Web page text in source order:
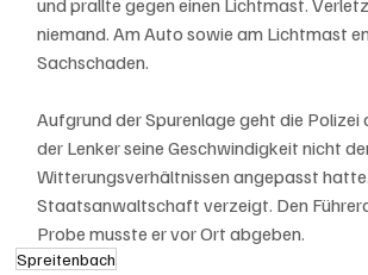
niemand. Am Auto sowie am Lichtmast
Sachschaden.
Aufgrund der Spurenlage geht die Polizei
der Lenker seine Geschwindigkeit nicht
Witterungsverhältnissen angepasst
Staatsanwaltschaft verzeigt. Den
Probe musste er vor Ort abgeben.
Spreitenbach